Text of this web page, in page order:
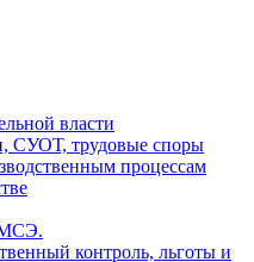
власти
СУОТ, трудовые споры
процессам
МСЭ.
контроль, льготы и